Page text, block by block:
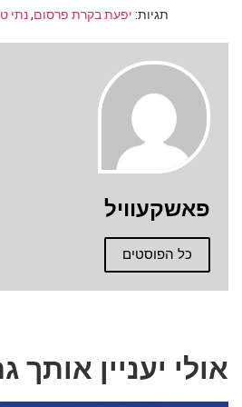
תגיות: יפעת בקרת פרסום,נתי
פאשקעוויל
כל הפוסטים
אולי יעניין אותך